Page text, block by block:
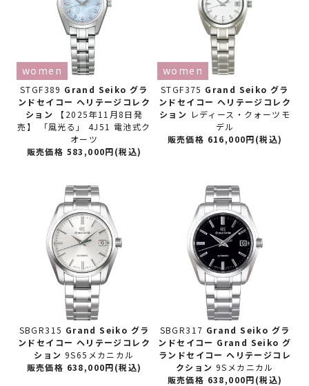
STGF389 Grand Seiko グラ
ンドセイコー ヘリテージコレク
ション
【2025年11月8日発
売】 「風光る」 4J51 電池式ク
オーツ
women
販売価格 583,000円(税込)
STGF375 Grand Seiko グラ
ンドセイコー ヘリテージコレク
ション レディース・クォーツモ
デル
women
販売価格 616,000円(税込)
SBGR315 Grand Seiko グラ
ンドセイコー ヘリテージコレク
ション 9S65メカニカル
販売価格 638,000円(税込)
SBGR317 Grand Seiko グラ
ンドセイコー Grand Seiko グ
ランドセイコー ヘリテージコレ
クション9Sメカニカル
販売価格 638,000円(税込)